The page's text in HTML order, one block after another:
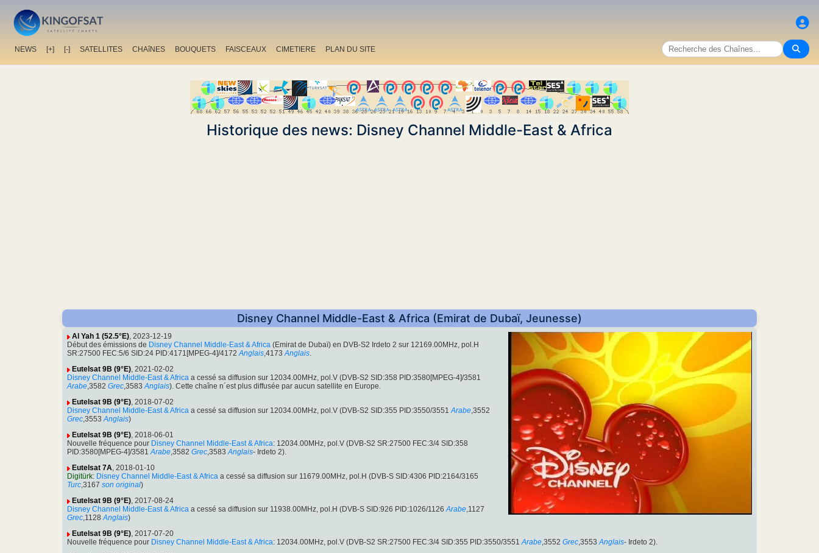
NEWS [+] [-] SATELLITES CHAîNES BOUQUETS FAISCEAUX CIMETIERE PLAN DU SITE
Historique des news: Disney Channel Middle-East & Africa
Disney Channel Middle-East & Africa (Emirat de Dubaï, Jeunesse)
Al Yah 1 (52.5°E), 2023-12-19
Début des émissions de Disney Channel Middle-East & Africa (Emirat de Dubaï) en DVB-S2 Irdeto 2 sur 12169.00MHz, pol.H
SR:27500 FEC:5/6 SID:24 PID:4171[MPEG-4]/4172 Anglais,4173 Anglais.
Eutelsat 9B (9°E), 2021-02-02
Disney Channel Middle-East & Africa a cessé sa diffusion sur 12034.00MHz, pol.V (DVB-S2 SID:358 PID:3580[MPEG-4]/3581
Arabe,3582 Grec,3583 Anglais). Cette chaîne n´est plus diffusée par aucun satellite en Europe.
Eutelsat 9B (9°E), 2018-07-02
Disney Channel Middle-East & Africa a cessé sa diffusion sur 12034.00MHz, pol.V (DVB-S2 SID:355 PID:3550/3551 Arabe,3552
Grec,3553 Anglais)
Eutelsat 9B (9°E), 2018-06-01
Nouvelle fréquence pour Disney Channel Middle-East & Africa: 12034.00MHz, pol.V (DVB-S2 SR:27500 FEC:3/4 SID:358
PID:3580[MPEG-4]/3581 Arabe,3582 Grec,3583 Anglais- Irdeto 2).
Eutelsat 7A, 2018-01-10
Digitürk: Disney Channel Middle-East & Africa a cessé sa diffusion sur 11679.00MHz, pol.H (DVB-S SID:4306 PID:2164/3165
Turc,3167 son original)
Eutelsat 9B (9°E), 2017-08-24
Disney Channel Middle-East & Africa a cessé sa diffusion sur 11938.00MHz, pol.H (DVB-S SID:926 PID:1026/1126 Arabe,1127
Grec,1128 Anglais)
Eutelsat 9B (9°E), 2017-07-20
Nouvelle fréquence pour Disney Channel Middle-East & Africa: 12034.00MHz, pol.V (DVB-S2 SR:27500 FEC:3/4 SID:355 PID:3550/3551 Arabe,3552 Grec,3553 Anglais- Irdeto 2).